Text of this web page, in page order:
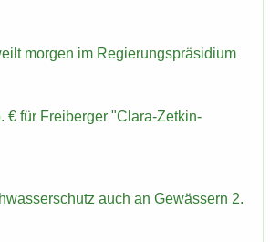
mor­gen im Re­gie­rungs­prä­si­di­um
€ für Frei­ber­ger "Clara-​Zetkin-
auch an Ge­wäs­sern 2.